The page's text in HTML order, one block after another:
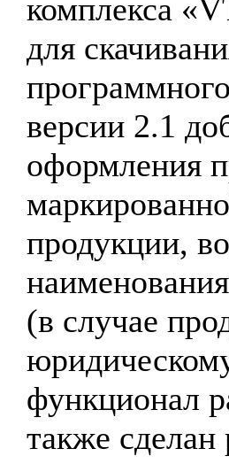
комплекса
для
версии 2.1
оформления
продукции,
(в случае
функционал
также сделан